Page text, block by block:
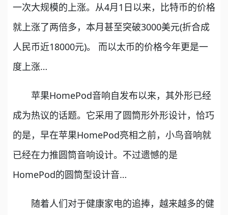
一次大规模的上涨。从4月1日以来，比特币的价格
就上涨了两倍多，本月甚至突破3000美元(折合成
人民币近18000元)。 而以太币的价格今年更是一
度上涨…
苹果HomePod音响自发布以来，其外形已经
成为热议的话题。它采用了圆筒形外形设计，恰巧
的是，早在苹果HomePod亮相之前，小鸟音响就
已经在力推圆筒音响设计。不过遗憾的是
HomePod的圆筒型设计音…
随着人们对于健康家电的追捧，越来越多的健